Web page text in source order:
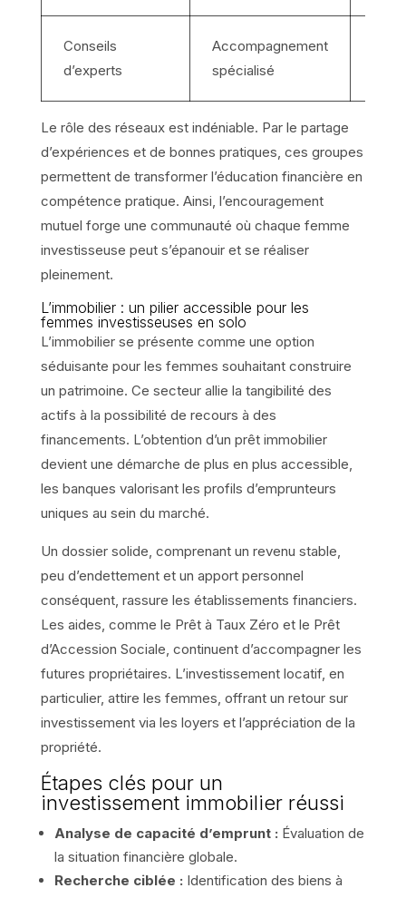
Conseils
d’experts
Accompagnement
spécialisé
Le rôle des réseaux est indéniable. Par le partage
d’expériences et de bonnes pratiques, ces groupes
permettent de transformer l’éducation financière en
compétence pratique. Ainsi, l’encouragement
mutuel forge une communauté où chaque femme
investisseuse peut s’épanouir et se réaliser
pleinement.
L’immobilier : un pilier accessible pour les
femmes investisseuses en solo
L’immobilier se présente comme une option
séduisante pour les femmes souhaitant construire
un patrimoine. Ce secteur allie la tangibilité des
actifs à la possibilité de recours à des
financements. L’obtention d’un prêt immobilier
devient une démarche de plus en plus accessible,
les banques valorisant les profils d’emprunteurs
uniques au sein du marché.
Un dossier solide, comprenant un revenu stable,
peu d’endettement et un apport personnel
conséquent, rassure les établissements financiers.
Les aides, comme le Prêt à Taux Zéro et le Prêt
d’Accession Sociale, continuent d’accompagner les
futures propriétaires. L’investissement locatif, en
particulier, attire les femmes, offrant un retour sur
investissement via les loyers et l’appréciation de la
propriété.
Étapes clés pour un
investissement immobilier réussi
Analyse de capacité d’emprunt : Évaluation de
la situation financière globale.
Recherche ciblée : Identification des biens à